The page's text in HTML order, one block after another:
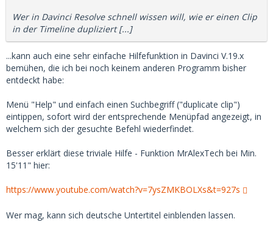
Wer in Davinci Resolve schnell wissen will, wie er einen Clip
in der Timeline dupliziert [...]
...kann auch eine sehr einfache Hilfefunktion in Davinci V.19.x
bemühen, die ich bei noch keinem anderen Programm bisher
entdeckt habe:
Menü "Help" und einfach einen Suchbegriff ("duplicate clip")
eintippen, sofort wird der entsprechende Menüpfad angezeigt, in
welchem sich der gesuchte Befehl wiederfindet.
Besser erklärt diese triviale Hilfe - Funktion MrAlexTech bei Min.
15'11" hier:
https://www.youtube.com/watch?v=7ysZMKBOLXs&t=927s
Wer mag, kann sich deutsche Untertitel einblenden lassen.